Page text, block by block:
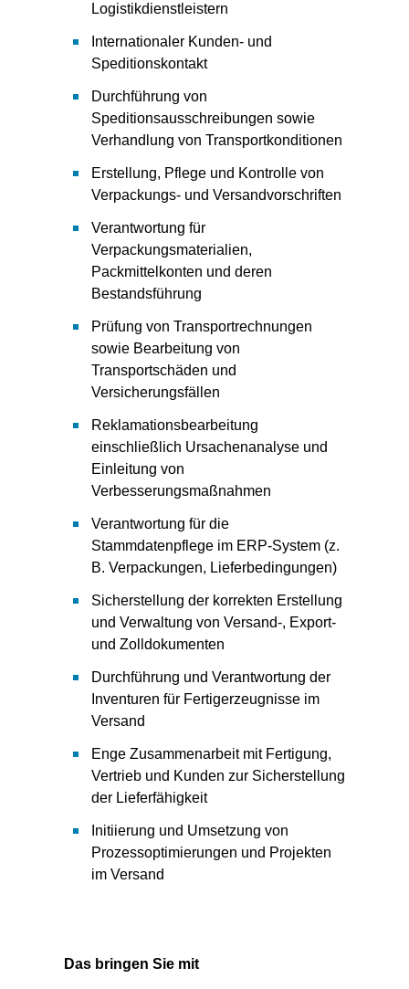
Logistikdienstleistern
Internationaler Kunden- und
Speditionskontakt
Durchführung von
Speditionsausschreibungen sowie
Verhandlung von Transportkonditionen
Erstellung, Pflege und Kontrolle von
Verpackungs- und Versandvorschriften
Verantwortung für
Verpackungsmaterialien,
Packmittelkonten und deren
Bestandsführung
Prüfung von Transportrechnungen
sowie Bearbeitung von
Transportschäden und
Versicherungsfällen
Reklamationsbearbeitung
einschließlich Ursachenanalyse und
Einleitung von
Verbesserungsmaßnahmen
Verantwortung für die
Stammdatenpflege im ERP-System (z.
B. Verpackungen, Lieferbedingungen)
Sicherstellung der korrekten Erstellung
und Verwaltung von Versand-, Export-
und Zolldokumenten
Durchführung und Verantwortung der
Inventuren für Fertigerzeugnisse im
Versand
Enge Zusammenarbeit mit Fertigung,
Vertrieb und Kunden zur Sicherstellung
der Lieferfähigkeit
Initiierung und Umsetzung von
Prozessoptimierungen und Projekten
im Versand
Das bringen Sie mit